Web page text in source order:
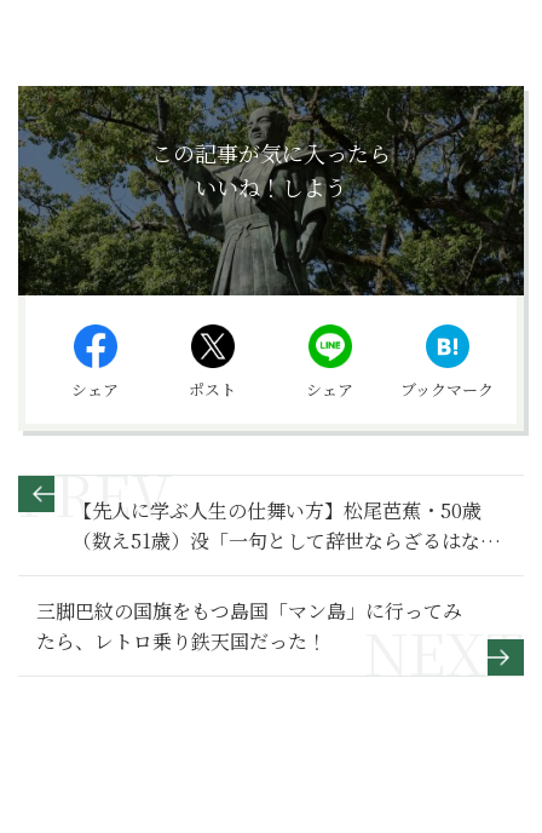
この記事が気に入ったら
いいね！しよう
シェア ポスト シェア ブックマーク
【先人に学ぶ人生の仕舞い方】松尾芭蕉・50歳
（数え51歳）没「一句として辞世ならざるはな
し」
三脚巴紋の国旗をもつ島国「マン島」に行ってみ
たら、レトロ乗り鉄天国だった！